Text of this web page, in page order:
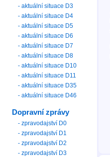
- aktuální situace D3
- aktuální situace D4
- aktuální situace D5
- aktuální situace D6
- aktuální situace D7
- aktuální situace D8
- aktuální situace D10
- aktuální situace D11
- aktuální situace D35
- aktuální situace D46
Dopravní zprávy
- zpravodajství D0
- zpravodajství D1
- zpravodajství D2
- zpravodajství D3